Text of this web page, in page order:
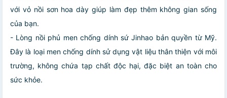
với vỏ nồi sơn hoa dày giúp làm đẹp thêm không gian sống
của bạn.
- Lòng nồi phủ men chống dính sứ Jinhao bản quyền từ Mỹ.
Đây là loại men chống dính sử dụng vật liệu thân thiện với môi
trường, không chứa tạp chất độc hại, đặc biệt an toàn cho
sức khỏe.